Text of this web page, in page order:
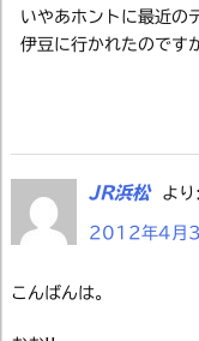
いやあホントに最近の
伊豆に行かれたのです
JR浜松 より:
2012年4月
こんばんは。